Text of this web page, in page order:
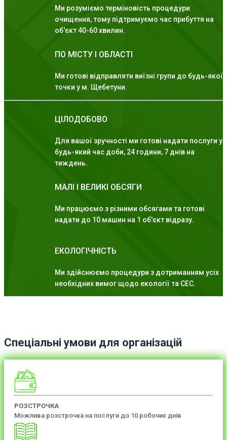
Ми розуміємо терміновість процедури
очищення, тому підтримуємо час прибуття на
об'єкт 40-60 хвилин.
ПО МІСТУ І ОБЛАСТІ
Ми готові відправляти виїзні групи до будь-якої
точки у м. Щебетуни.
ЦІЛОДОБОВО
Для вашої зручності ми готові надати послуги у
будь-який час доби, 24 години, 7 днів на
тиждень.
МАЛІ І ВЕЛИКІ ОБСЯГИ
Ми працюємо з різними обсягами та готові
надати до 10 машин на 1 об'єкт відразу.
ЕКОЛОГІЧНІСТЬ
Ми здійснюємо процедури з дотриманням усіх
необхідних вимог щодо екології та СЕС.
Спеціальні умови для організацій
РОЗСТРОЧКА
Можлива розстрочка на послуги до 10 робочих днів